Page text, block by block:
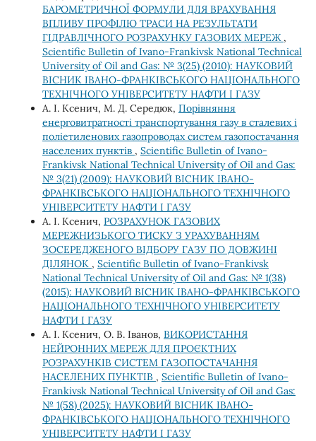
БАРОМЕТРИЧНОЇ ФОРМУЛИ ДЛЯ ВРАХУВАННЯ
ВПЛИВУ ПРОФІЛЮ ТРАСИ НА РЕЗУЛЬТАТИ
ГІДРАВЛІЧНОГО РОЗРАХУНКУ ГАЗОВИХ МЕРЕЖ ,
Scientific Bulletin of Ivano-Frankivsk National Technical
University of Oil and Gas: № 3(25) (2010): НАУКОВИЙ
ВІСНИК ІВАНО-ФРАНКІВСЬКОГО НАЦІОНАЛЬНОГО
ТЕХНІЧНОГО УНІВЕРСИТЕТУ НАФТИ І ГАЗУ
А. І. Ксенич, М. Д. Середюк, Порівняння
енерговитратності транспортування газу в сталевих і
поліетиленових газопроводах систем газопостачання
населених пунктів , Scientific Bulletin of Ivano-
Frankivsk National Technical University of Oil and Gas:
№ 3(21) (2009): НАУКОВИЙ ВІСНИК ІВАНО-
ФРАНКІВСЬКОГО НАЦІОНАЛЬНОГО ТЕХНІЧНОГО
УНІВЕРСИТЕТУ НАФТИ І ГАЗУ
А. І. Ксенич, РОЗРАХУНОК ГАЗОВИХ
МЕРЕЖНИЗЬКОГО ТИСКУ З УРАХУВАННЯМ
ЗОСЕРЕДЖЕНОГО ВІДБОРУ ГАЗУ ПО ДОВЖИНІ
ДІЛЯНОК , Scientific Bulletin of Ivano-Frankivsk
National Technical University of Oil and Gas: № 1(38)
(2015): НАУКОВИЙ ВІСНИК ІВАНО-ФРАНКІВСЬКОГО
НАЦІОНАЛЬНОГО ТЕХНІЧНОГО УНІВЕРСИТЕТУ
НАФТИ І ГАЗУ
А. І. Ксенич, О. В. Іванов, ВИКОРИСТАННЯ
НЕЙРОННИХ МЕРЕЖ ДЛЯ ПРОЄКТНИХ
РОЗРАХУНКІВ СИСТЕМ ГАЗОПОСТАЧАННЯ
НАСЕЛЕНИХ ПУНКТІВ , Scientific Bulletin of Ivano-
Frankivsk National Technical University of Oil and Gas:
№ 1(58) (2025): НАУКОВИЙ ВІСНИК ІВАНО-
ФРАНКІВСЬКОГО НАЦІОНАЛЬНОГО ТЕХНІЧНОГО
УНІВЕРСИТЕТУ НАФТИ І ГАЗУ